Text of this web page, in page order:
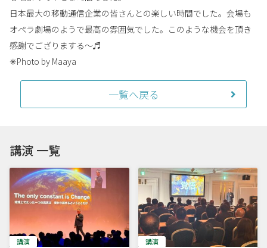
日本最大の移動通信企業の皆さんとの楽しい時間でした。会場も
オペラ劇場のようで最高の雰囲気でした。このような機会を頂き
感謝でござりまする〜♬
✳︎Photo by Maaya
一覧へ戻る
講演 一覧
講演 講演